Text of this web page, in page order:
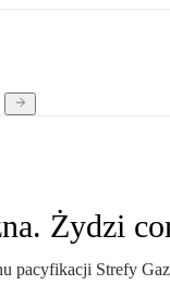
Żydzi
pacyfikacji Strefy